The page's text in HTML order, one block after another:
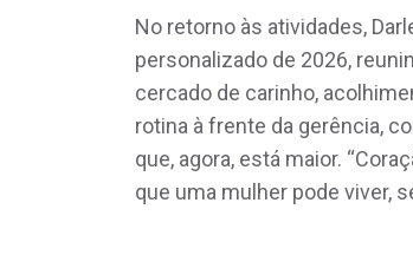
No retorno às atividades,
personalizado de 2026,
cercado de carinho,
rotina à frente da gerência,
que, agora, está maior.
que uma mulher pode viver,